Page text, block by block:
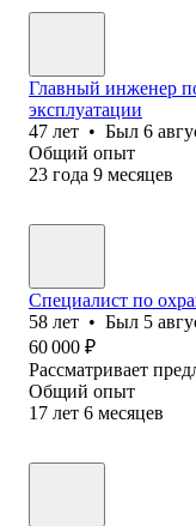
Главный инженер
эксплуатации
47 лет • Был 6
Общий опыт
23 года 9 месяцев
Специалист по
58 лет • Был 5
60 000 ₽
Рассматривает
Общий опыт
17 лет 6 месяцев